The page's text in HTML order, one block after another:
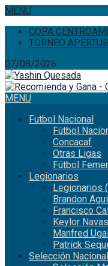
MENU
COPA
TORNEO
07/08/2026
MENU
Futbol Nacional
Fútbol
Concacaf
Otras Ligas
Fútbol
Legionarios
Legionarios
Brandon
Francisco
Keylor Navas
Manfred
Patrick
Selección Nacional